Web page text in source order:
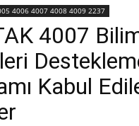
4006 4007 4008 4009 2237
4007
Kabul